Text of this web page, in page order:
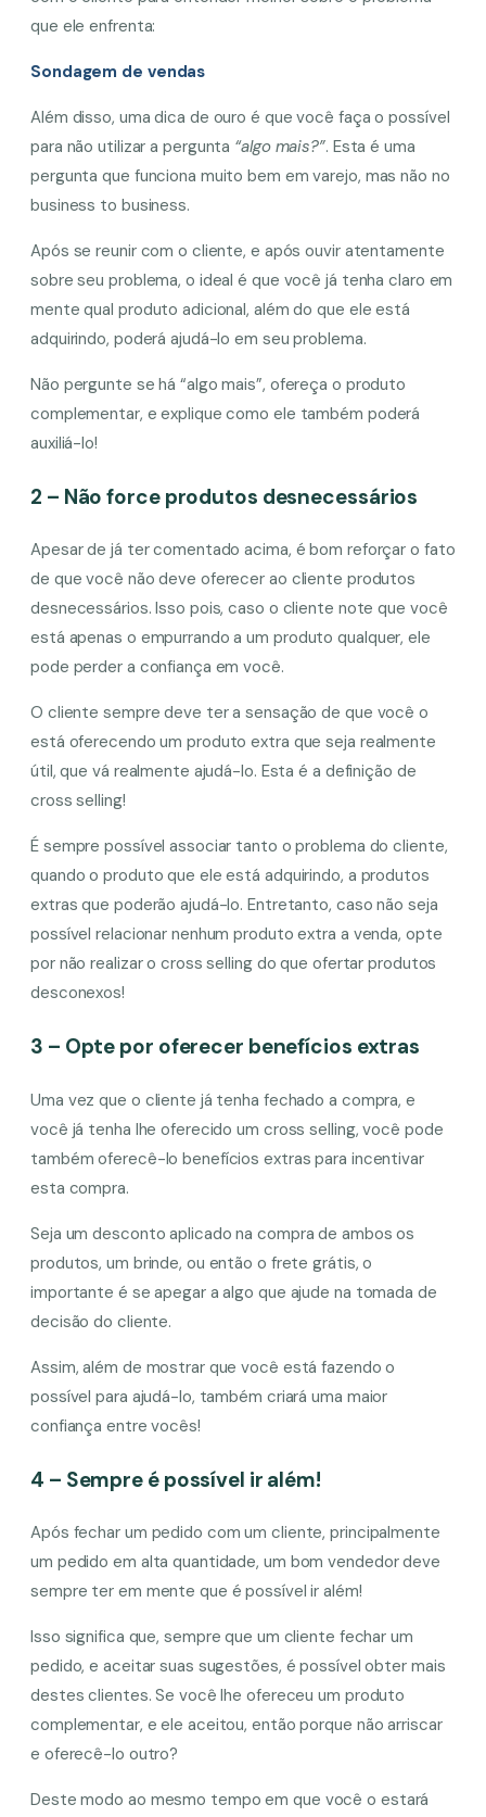
que ele enfrenta:
Sondagem de vendas
Além disso, uma dica de ouro é que você faça o possível
para não utilizar a pergunta “algo mais?”. Esta é uma
pergunta que funciona muito bem em varejo, mas não no
business to business.
Após se reunir com o cliente, e após ouvir atentamente
sobre seu problema, o ideal é que você já tenha claro em
mente qual produto adicional, além do que ele está
adquirindo, poderá ajudá-lo em seu problema.
Não pergunte se há “algo mais”, ofereça o produto
complementar, e explique como ele também poderá
auxiliá-lo!
2 – Não force produtos desnecessários
Apesar de já ter comentado acima, é bom reforçar o fato
de que você não deve oferecer ao cliente produtos
desnecessários. Isso pois, caso o cliente note que você
está apenas o empurrando a um produto qualquer, ele
pode perder a confiança em você.
O cliente sempre deve ter a sensação de que você o
está oferecendo um produto extra que seja realmente
útil, que vá realmente ajudá-lo. Esta é a definição de
cross selling!
É sempre possível associar tanto o problema do cliente,
quando o produto que ele está adquirindo, a produtos
extras que poderão ajudá-lo. Entretanto, caso não seja
possível relacionar nenhum produto extra a venda, opte
por não realizar o cross selling do que ofertar produtos
desconexos!
3 – Opte por oferecer benefícios extras
Uma vez que o cliente já tenha fechado a compra, e
você já tenha lhe oferecido um cross selling, você pode
também oferecê-lo benefícios extras para incentivar
esta compra.
Seja um desconto aplicado na compra de ambos os
produtos, um brinde, ou então o frete grátis, o
importante é se apegar a algo que ajude na tomada de
decisão do cliente.
Assim, além de mostrar que você está fazendo o
possível para ajudá-lo, também criará uma maior
confiança entre vocês!
4 – Sempre é possível ir além!
Após fechar um pedido com um cliente, principalmente
um pedido em alta quantidade, um bom vendedor deve
sempre ter em mente que é possível ir além!
Isso significa que, sempre que um cliente fechar um
pedido, e aceitar suas sugestões, é possível obter mais
destes clientes. Se você lhe ofereceu um produto
complementar, e ele aceitou, então porque não arriscar
e oferecê-lo outro?
Deste modo ao mesmo tempo em que você o estará